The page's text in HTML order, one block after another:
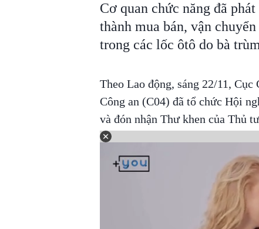
Cơ quan chức năng đã
thành mua bán, vận
trong các lốc ôtô do bà
Theo Lao động, sáng 22/11,
Công an (C04) đã tổ chức Hội
và đón nhận Thư khen của Thủ